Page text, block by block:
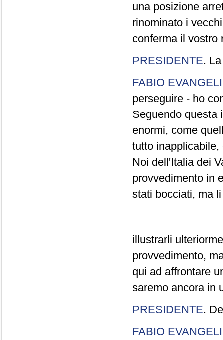
una posizione
rinominato i
conferma il vostro
PRESIDENTE.
FABIO
perseguire - ho
Seguendo questa
enormi, come
tutto
Noi dell'Italia dei
provvedimento in
stati bocciati, ma
illustrarli
provvedimento,
qui ad affrontare
saremo ancora in
PRESIDENTE.
FABIO